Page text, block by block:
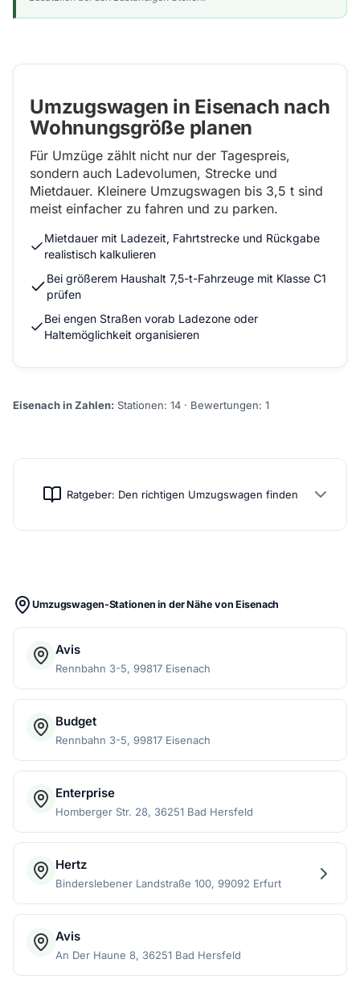
Umzugswagen in Eisenach nach
Wohnungsgröße planen
Für Umzüge zählt nicht nur der Tagespreis,
sondern auch Ladevolumen, Strecke und
Mietdauer. Kleinere Umzugswagen bis 3,5 t sind
meist einfacher zu fahren und zu parken.
Mietdauer mit Ladezeit, Fahrtstrecke und Rückgabe
realistisch kalkulieren
Bei größerem Haushalt 7,5-t-Fahrzeuge mit Klasse C1
prüfen
Bei engen Straßen vorab Ladezone oder
Haltemöglichkeit organisieren
Eisenach in Zahlen: Stationen: 14 · Bewertungen: 1
Ratgeber: Den richtigen Umzugswagen finden
Umzugswagen-Stationen in der Nähe von Eisenach
Avis
Rennbahn 3-5, 99817 Eisenach
Budget
Rennbahn 3-5, 99817 Eisenach
Enterprise
Homberger Str. 28, 36251 Bad Hersfeld
Hertz
Binderslebener Landstraße 100, 99092 Erfurt
Avis
An Der Haune 8, 36251 Bad Hersfeld